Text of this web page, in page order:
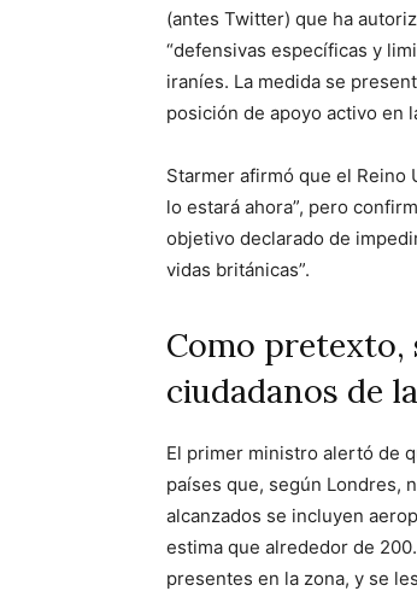
(antes Twitter) que ha
“defensivas específicas y
iraníes. La medida se
posición de apoyo activo en
Starmer afirmó que el Reino
lo estará ahora”, pero
objetivo declarado de
vidas británicas”.
Como pretexto,
ciudadanos de
El primer ministro alertó de
países que, según Londres,
alcanzados se incluyen
estima que alrededor de
presentes en la zona, y se